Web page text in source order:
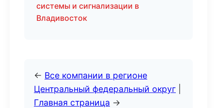
системы и сигнализации в
Владивосток
← Все компании в регионе
Центральный федеральный округ
Главная страница →